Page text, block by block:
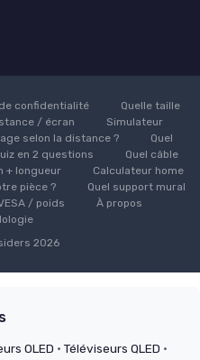
confidentialité
Quelle taille
/ écran
Simulateur
selon la distance ?
Quel
en 2 questions
Quel câble
+ longueur
Calculateur home
pièce ?
Quel support mural
/ poids
À propos
2026
OLED ·Téléviseurs QLED ·